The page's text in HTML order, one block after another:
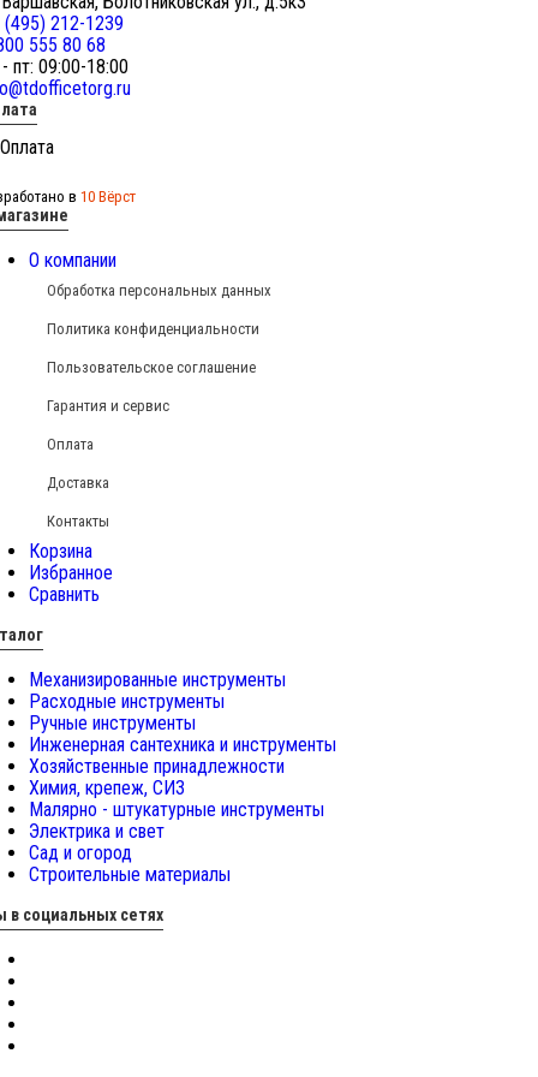
(495) 212-1239
555 80 68
пт: 09:00-18:00
в 10 Вёрст
О компании
Обработка персональных данных
Политика конфиденциальности
Пользовательское соглашение
Гарантия и сервис
Оплата
Доставка
Контакты
Корзина
Избранное
Сравнить
Механизированные инструменты
Расходные инструменты
Ручные инструменты
Инженерная сантехника и инструменты
Хозяйственные принадлежности
Химия, крепеж, СИЗ
Малярно - штукатурные инструменты
Электрика и свет
Сад и огород
Строительные материалы
в социальных сетях